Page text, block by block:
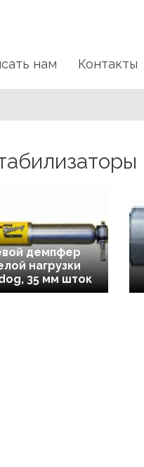
нам Контакты
демпфер
нагрузки
35 мм шток